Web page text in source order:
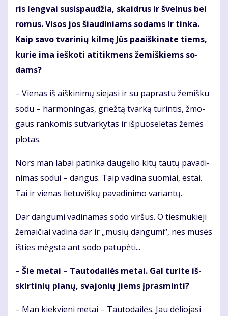
ris leng­vai su­si­spau­džia, skaid­rus ir švel­nus bei
ro­mus. Vi­sos jos šiau­di­niams so­dams ir tin­ka.
Kaip sa­vo tva­ri­nių kil­mę Jūs pa­aiš­ki­na­te tiems,
ku­rie ima ieš­ko­ti ati­tik­mens že­miš­kiems so­
dams?
– Vie­nas iš aiš­ki­ni­mų sie­ja­si ir su pa­pras­tu že­miš­ku
so­du – har­mo­nin­gas, griež­tą tvar­ką tu­rin­tis, žmo­
gaus ran­ko­mis su­tvar­ky­tas ir iš­puo­se­lė­tas že­mės
plo­tas.
Nors man la­bai pa­tin­ka dau­ge­lio ki­tų tau­tų pa­va­di­
ni­mas so­dui – dan­gus. Taip va­di­na suo­miai, es­tai.
Tai ir vie­nas lie­tu­viš­kų pa­va­di­ni­mo va­rian­tų.
Dar dan­gu­mi va­di­na­mas so­do vir­šus. O ties­mu­kie­ji
že­mai­čiai va­di­na dar ir „mu­sių dan­gu­mi“, nes mu­sės
iš­ties mėgs­ta ant so­do pa­tu­pė­ti...
– Šie me­tai – Tau­to­dai­lės me­tai. Gal tu­ri­te iš­
skir­ti­nių pla­nų, sva­jo­nių jiems įpras­min­ti?
– Man kiek­vie­ni me­tai – Tau­to­dai­lės. Jau dė­lio­ja­si